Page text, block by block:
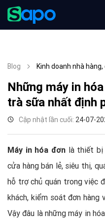
Blog Kinh doanh nhà hàng,
Những máy in
trà sữa nhất định
Cập nhật lần cuối: 24-07-
Máy in hóa đơnlà thiết bị
cửa hàng bán lẻ, siêu thị,
hỗ trợ chủ quán trong việc
khách, kiểm soát đơn hàng
Vậy đâu là những máy in